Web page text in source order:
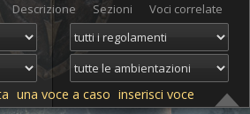
Descrizione Sezioni Voci correlate
una voce a caso inserisci voce